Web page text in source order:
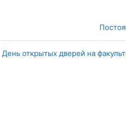
День открытых дверей на